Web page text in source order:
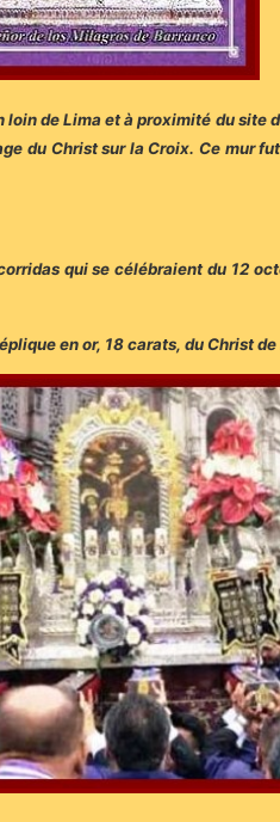
de Lima et à proximité du
du Christ sur la Croix. Ce
qui se célébraient du 12
en or, 18 carats, du Christ